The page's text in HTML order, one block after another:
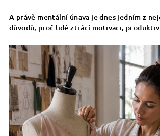
A právě mentální únava je dnes jedním z
důvodů, proč lidé ztrácí motivaci,